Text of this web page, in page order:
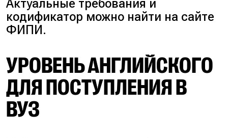
Актуальные требования и
кодификатор можно найти на сайте
ФИПИ.
УРОВЕНЬ АНГЛИЙСКОГО
ДЛЯ ПОСТУПЛЕНИЯ В
ВУЗ